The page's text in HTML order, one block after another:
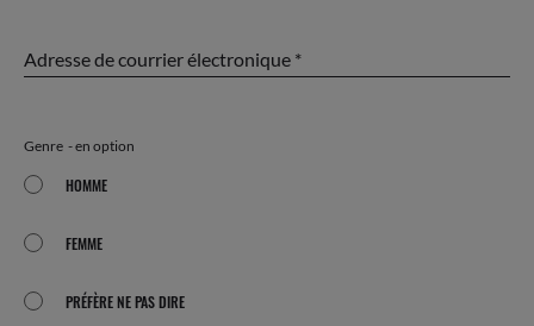
Adresse de courrier électronique
Genre en option
HOMME
Homme
FEMME
Femme
PRÉFÈRE NE PAS DIRE
Préfère